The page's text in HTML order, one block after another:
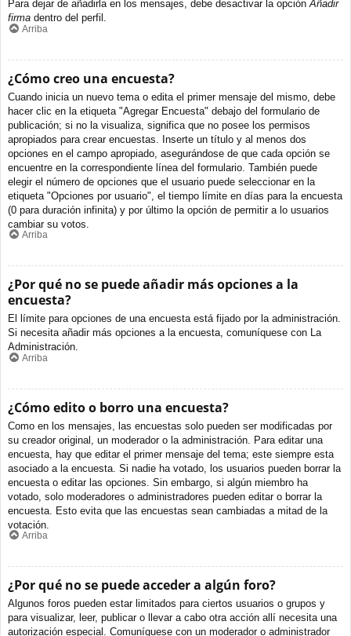
Para dejar de añadirla en los mensajes, debe desactivar la opciónAñadir
firma dentro del perfil.
Arriba
¿Cómo creo una encuesta?
Cuando inicia un nuevo tema o edita el primer mensaje del mismo, debe
hacer clic en la etiqueta "Agregar Encuesta" debajo del formulario de
publicación; si no la visualiza, significa que no posee los permisos
apropiados para crear encuestas. Inserte un título y al menos dos
opciones en el campo apropiado, asegurándose de que cada opción se
encuentre en la correspondiente línea del formulario. También puede
elegir el número de opciones que el usuario puede seleccionar en la
etiqueta "Opciones por usuario", el tiempo límite en días para la encuesta
(0 para duración infinita) y por último la opción de permitir a lo usuarios
cambiar su votos.
Arriba
¿Por qué no se puede añadir más opciones a la
encuesta?
El límite para opciones de una encuesta está fijado por la administración.
Si necesita añadir más opciones a la encuesta, comuníquese con La
Administración.
Arriba
¿Cómo edito o borro una encuesta?
Como en los mensajes, las encuestas solo pueden ser modificadas por
su creador original, un moderador o la administración. Para editar una
encuesta, hay que editar el primer mensaje del tema; este siempre esta
asociado a la encuesta. Si nadie ha votado, los usuarios pueden borrar la
encuesta o editar las opciones. Sin embargo, si algún miembro ha
votado, solo moderadores o administradores pueden editar o borrar la
encuesta. Esto evita que las encuestas sean cambiadas a mitad de la
votación.
Arriba
¿Por qué no se puede acceder a algún foro?
Algunos foros pueden estar limitados para ciertos usuarios o grupos y
para visualizar, leer, publicar o llevar a cabo otra acción allí necesita una
autorización especial. Comuníquese con un moderador o administrador